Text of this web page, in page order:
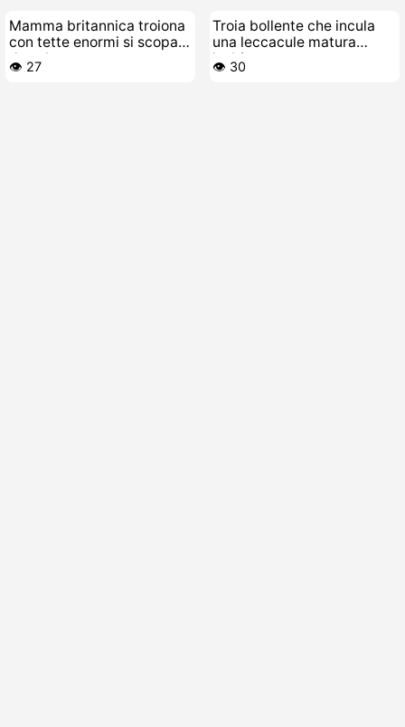
Mamma britannica troiona
con tette enormi si scopa
da sola
👁️ 27
Troia bollente che incula
una leccacule matura
lesbica
👁️ 30